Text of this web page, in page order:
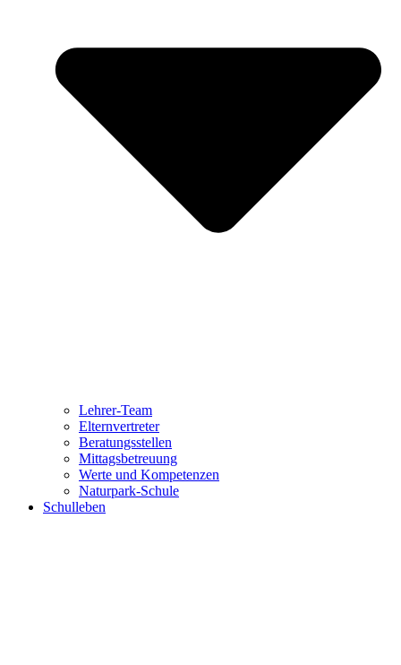
Lehrer-Team
Elternvertreter
Beratungsstellen
Mittagsbetreuung
Werte und Kompetenzen
Naturpark-Schule
Schulleben